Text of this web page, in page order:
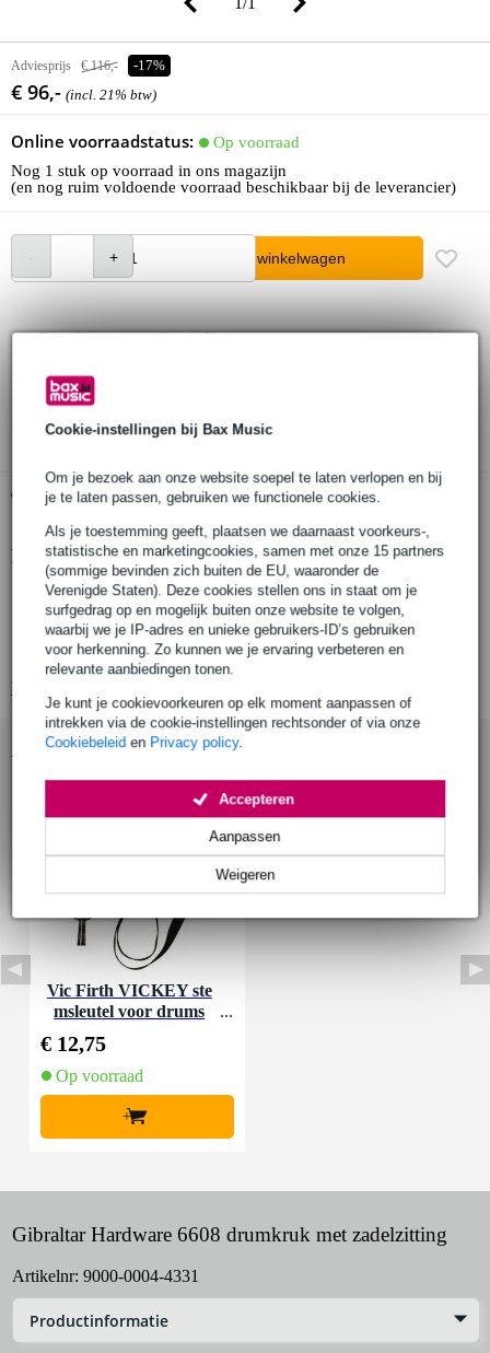
Cookie-instellingen bij Bax Music
Om je bezoek aan onze website soepel te laten verlopen en bij
je te laten passen, gebruiken we functionele cookies.
Als je toestemming geeft, plaatsen we daarnaast voorkeurs-,
statistische en marketingcookies, samen met onze 15 partners
(sommige bevinden zich buiten de EU, waaronder de
Verenigde Staten). Deze cookies stellen ons in staat om je
surfgedrag op en mogelijk buiten onze website te volgen,
waarbij we je IP-adres en unieke gebruikers-ID’s gebruiken
voor herkenning. Zo kunnen we je ervaring verbeteren en
relevante aanbiedingen tonen.
Je kunt je cookievoorkeuren op elk moment aanpassen of
intrekken via de cookie-instellingen rechtsonder of via onze
Cookiebeleid en Privacy policy.
Weigeren
Aanpassen
Accepteren
Adviesprijs € 116,- -17%
€ 96,- (incl. 21% btw)
Online voorraadstatus:
Op voorraad
Nog 1 stuk op voorraad in ons magazijn
(en nog ruim voldoende voorraad beschikbaar bij de leverancier)
In winkelwagen
Bestel nu = maandag in huis
30 dagen 'niet goed geld terug' garantie
3 jaar Bax Music garantie
Gratis ophalen in de winkel
Productinformatie
drumkruk
type: 6608
motorfiets-stijl zadel
Accessoires (1)
Vic Firth VICKEY ste
msleutel voor drums
€ 12,75
Op voorraad
+
Gibraltar Hardware 6608 drumkruk met zadelzitting
Artikelnr: 9000-0004-4331
Productinformatie